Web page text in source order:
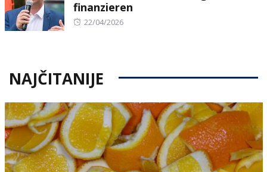
finanzieren
Posted
22/04/2026
NAJČITANIJE